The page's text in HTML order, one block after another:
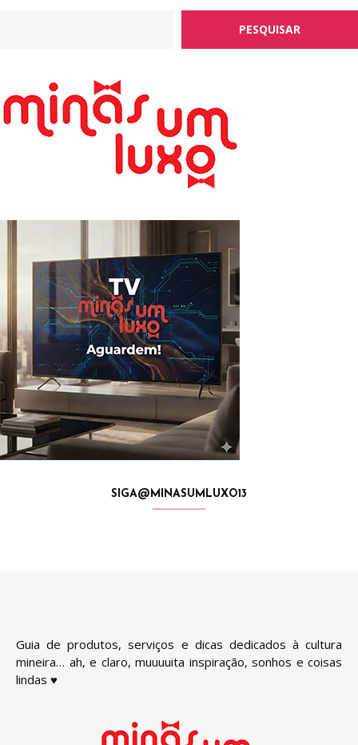
PESQUISAR
SIGA@MINASUMLUXO13
Guia de produtos, serviços e dicas dedicados à cultura
mineira… ah, e claro, muuuuita inspiração, sonhos e coisas
lindas ♥